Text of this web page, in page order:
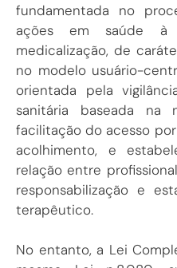
fundamentada no
ações em saúde à
medicalização, de
no modelo usuário-
orientada pela
sanitária baseada na
facilitação do acesso
acolhimento, e
relação entre
responsabilização e
terapêutico.
No entanto, a Lei